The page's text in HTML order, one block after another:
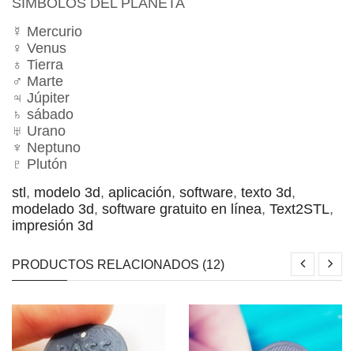
SÍMBOLOS DEL PLANETA
☿ Mercurio
♀ Venus
♁ Tierra
♂ Marte
♃ Júpiter
♄ sábado
♅ Urano
♆ Neptuno
♇ Plutón
stl , modelo 3d, aplicación, software, texto 3d,
modelado 3d, software gratuito en línea, Text2STL,
impresión 3d
PRODUCTOS RELACIONADOS (12)